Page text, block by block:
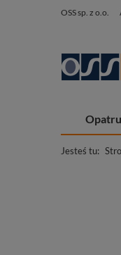
OSS sp. z o.o.
Jesteś tu: